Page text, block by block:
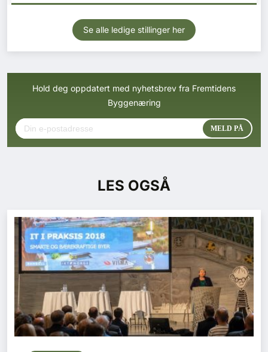
Se alle ledige stillinger her
Hold deg oppdatert med nyhetsbrev fra Fremtidens
Byggenæring
LES OGSÅ